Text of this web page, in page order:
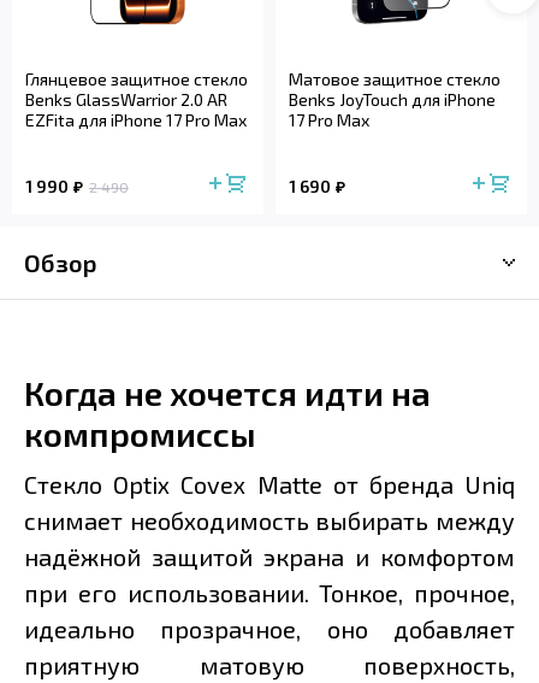
Глянцевое защитное стекло
Benks GlassWarrior 2.0 AR
EZFita для iPhone 17 Pro Max
1 990 2 490
Матовое защитное стекло
Benks JoyTouch для iPhone
17 Pro Max
1 690
Обзор
Когда не хочется идти на
компромиссы
Стекло Optix Covex Matte от бренда Uniq
снимает необходимость выбирать между
надёжной защитой экрана и комфортом
при его использовании. Тонкое, прочное,
идеально прозрачное, оно добавляет
приятную матовую поверхность,